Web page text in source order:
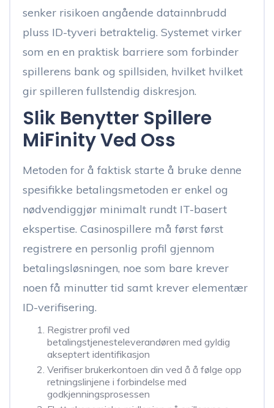
senker risikoen angående datainnbrudd
pluss ID-tyveri betraktelig. Systemet virker
som en en praktisk barriere som forbinder
spillerens bank og spillsiden, hvilket hvilket
gir spilleren fullstendig diskresjon.
Slik Benytter Spillere
MiFinity Ved Oss
Metoden for å faktisk starte å bruke denne
spesifikke betalingsmetoden er enkel og
nødvendiggjør minimalt rundt IT-basert
ekspertise. Casinospillere må først først
registrere en personlig profil gjennom
betalingsløsningen, noe som bare krever
noen få minutter tid samt krever elementær
ID-verifisering.
Registrer profil ved
betalingstjenesteleverandøren med gyldig
akseptert identifikasjon
Verifiser brukerkontoen din ved å å følge opp
retningslinjene i forbindelse med
godkjenningsprosessen